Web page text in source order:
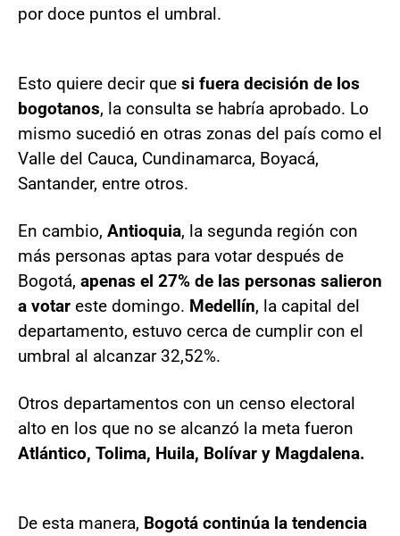
por doce puntos el umbral.
Esto quiere decir que si fuera decisión de los
bogotanos, la consulta se habría aprobado. Lo
mismo sucedió en otras zonas del país como el
Valle del Cauca, Cundinamarca, Boyacá,
Santander, entre otros.
En cambio, Antioquia, la segunda región con
más personas aptas para votar después de
Bogotá, apenas el 27% de las personas salieron
a votar este domingo. Medellín, la capital del
departamento, estuvo cerca de cumplir con el
umbral al alcanzar 32,52%.
Otros departamentos con un censo electoral
alto en los que no se alcanzó la meta fueron
Atlántico, Tolima, Huila, Bolívar y Magdalena.
De esta manera, Bogotá continúa la tendencia